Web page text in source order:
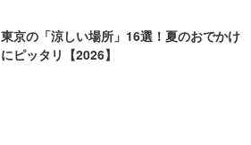
東京の「涼しい場所」16選！夏のおでかけ
にピッタリ【2026】